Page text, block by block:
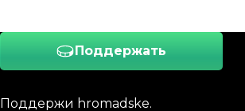
Поддержать
Поддержи hromadske.